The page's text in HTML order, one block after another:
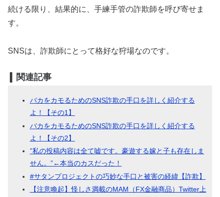
続ける限り、結果的に、手練手管の詐欺師を呼び寄せま
す。
SNSは、詐欺師にとって格好な狩場なのです。
関連記事
バカをカモるためのSNS詐欺の手口を詳しく紹介する
よ！【その1】
バカをカモるためのSNS詐欺の手口を詳しく紹介する
よ！【その2】
”私の投稿内容は全て嘘です。豪遊する嫁と子も存在しま
せん。”←本当のカスだった！
#サタンプロジェクトの巧妙な手口と被害の経緯【詐欺】
【注意喚起】怪しさ満載のMAM（FX金融商品）Twitter上